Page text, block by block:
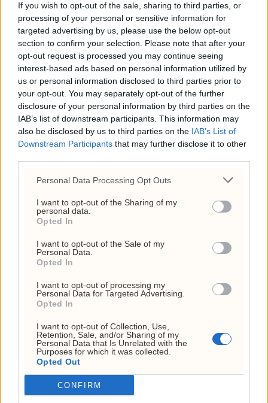
If you wish to opt-out of the sale, sharing to third parties, or
processing of your personal or sensitive information for
targeted advertising by us, please use the below opt-out
section to confirm your selection. Please note that after your
opt-out request is processed you may continue seeing
interest-based ads based on personal information utilized by
us or personal information disclosed to third parties prior to
your opt-out. You may separately opt-out of the further
disclosure of your personal information by third parties on the
IAB’s list of downstream participants. This information may
also be disclosed by us to third parties on the IAB’s List of
Downstream Participants that may further disclose it to other
Personal Data Processing Opt Outs
I want to opt-out of the Sharing of my
personal data.
Opted In
I want to opt-out of the Sale of my
Personal Data.
Opted In
I want to opt-out of processing my
Personal Data for Targeted Advertising.
Opted In
I want to opt-out of Collection, Use,
Retention, Sale, and/or Sharing of my
Personal Data that Is Unrelated with the
Purposes for which it was collected.
Opted Out
CONFIRM
ANNONSE
Fauci holdes i forakt for
Kongressen
Slakter Bech Holtes